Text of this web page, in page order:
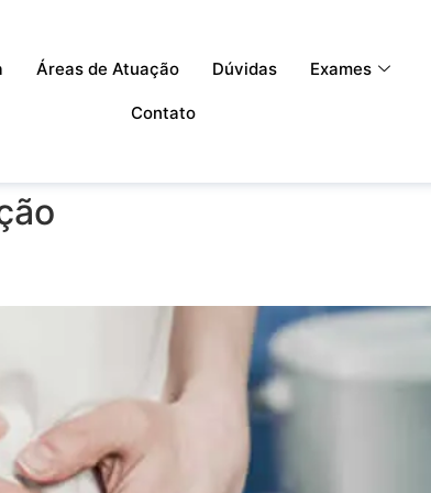
Áreas de Atuação Dúvidas Exames
Contato